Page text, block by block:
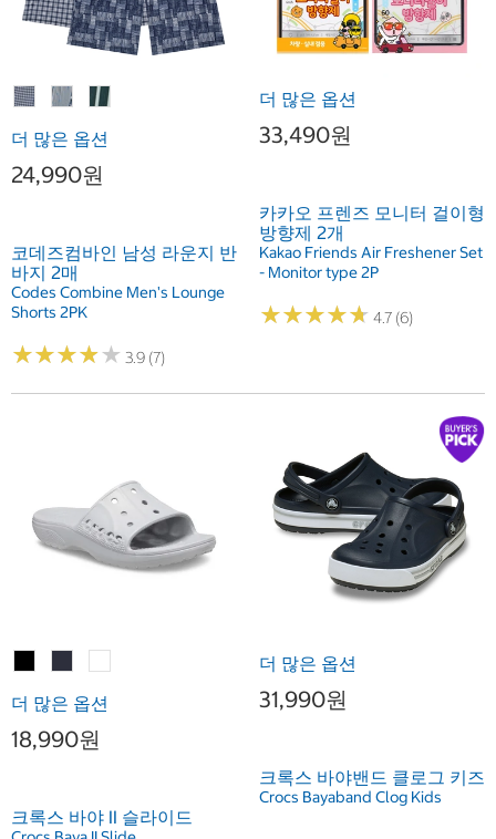
더 많은 옵션
24,990원
코데즈컴바인 남성 라운지 반
바지 2매
Codes Combine Men's Lounge
Shorts 2PK
★★★★★
★★★★★ 3.9 (7)
더 많은 옵션
33,490원
카카오 프렌즈 모니터 걸이형
방향제 2개
Kakao Friends Air Freshener Set
- Monitor type 2P
★★★★★
★★★★★ 4.7 (6)
더 많은 옵션
18,990원
크록스 바야 II 슬라이드
더 많은 옵션
31,990원
크록스 바야밴드 클로그 키즈
Crocs Bayaband Clog Kids